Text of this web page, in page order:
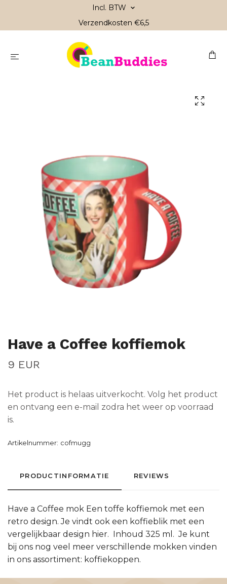
Incl. BTW
Verzendkosten €6,5
Have a Coffee koffiemok
9 EUR
Het product is helaas uitverkocht. Volg het product
en ontvang een e-mail zodra het weer op voorraad
is.
Artikelnummer: cofmugg
PRODUCTINFORMATIE REVIEWS
Have a Coffee mok Een toffe koffiemok met een
retro design. Je vindt ook een koffieblik met een
vergelijkbaar design hier. Inhoud 325 ml. Je kunt
bij ons nog veel meer verschillende mokken vinden
in ons assortiment: koffiekoppen.